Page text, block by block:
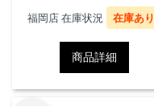
福岡店 在庫状況 在庫あり
商品詳細